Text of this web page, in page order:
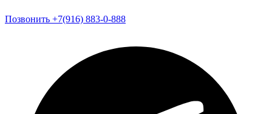
Позвонить +7(916) 883-0-888